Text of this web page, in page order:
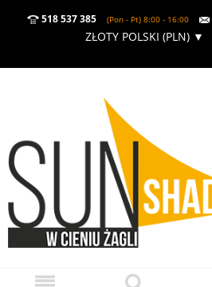
518 537 385 (Pon - Pt) 8:00 - 16:00
ZŁOTY POLSKI (PLN)▼